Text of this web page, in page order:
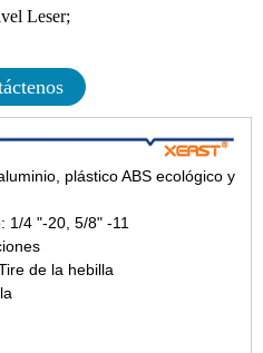
Leser;
plástico ABS ecológico y
1/4 "-20, 5/8" -11
de la hebilla